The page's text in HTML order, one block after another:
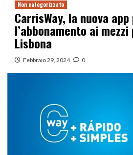
Non categorizzato
CarrisWay, la nuova
l’abbonamento ai
Lisbona
Febbraio 29, 2024 0